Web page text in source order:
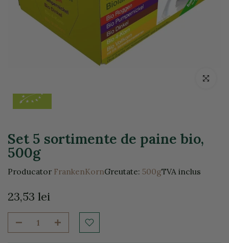
Click
Set 5 sortimente de paine bio,
500g
Producator FrankenKornGreutate: 500gTVA inclus
23,53 lei